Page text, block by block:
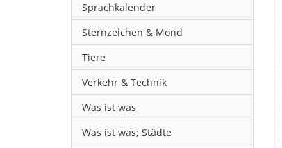
Sprachkalender
Sternzeichen & Mond
Tiere
Verkehr & Technik
Was ist was
Was ist was; Städte